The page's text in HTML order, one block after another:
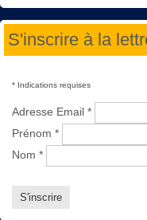
S'inscrire à la
* Indications requises
Adresse Email *
Prénom *
Nom *